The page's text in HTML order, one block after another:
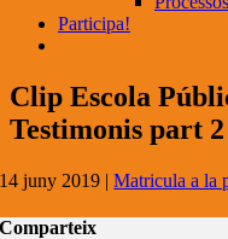
Participa!
Clip Escola
Testimonis part 2
14 juny 2019 |Matricula a la
Comparteix